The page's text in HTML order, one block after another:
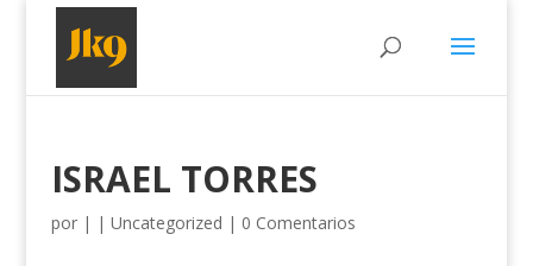
ISRAEL TORRES
por | | Uncategorized | 0 Comentarios